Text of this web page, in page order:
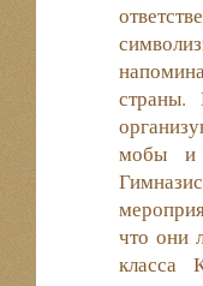
страны.
мобы и
что они
класса